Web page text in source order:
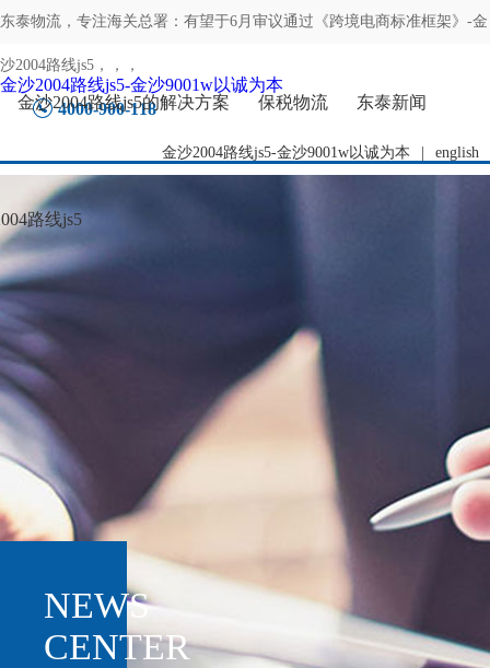
东泰物流，专注海关总署：有望于6月审议通过《跨境电商标准框架》-金
沙2004路线js5 ，，，
4000-900-118
金沙2004路线js5-金沙9001w以诚为本 english
金沙2004路线js5-金沙9001w以诚为本
金沙2004路线js5的解决方案
保税物流 东泰新闻
路线js5
NEWS
CENTER